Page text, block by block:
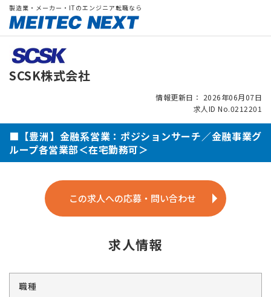
製造業・メーカー・ITのエンジニア転職なら
SCSK株式会社
情報更新日： 2026年06月07日
求人ID No.0212201
■【豊洲】金融系営業：ポジションサーチ／金融事業グ
ループ各営業部＜在宅勤務可＞
この求人への応募・問い合わせ
求人情報
職種